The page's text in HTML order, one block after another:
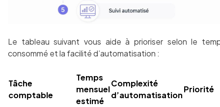
Le tableau suivant vous aide à prioriser selon le
consommé et la facilité d’automatisation :
Tâche
comptable
Temps
mensuel
estimé
Complexité
d’automatisation
Priorité